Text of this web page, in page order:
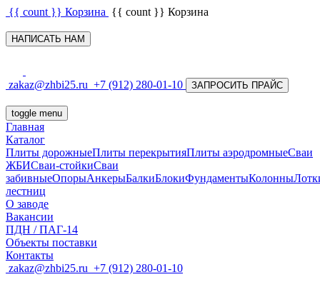
{{ count }} Корзина {{ count }} Корзина
НАПИСАТЬ НАМ
zakaz@zhbi25.ru +7 (912) 280-01-10 ЗАПРОСИТЬ ПРАЙС
toggle menu
Главная
Каталог
Плиты дорожныеПлиты перекрытияПлиты аэродромныеСваи
ЖБИСваи-стойкиСваи
забивныеОпорыАнкерыБалкиБлокиФундаментыКолонны
лестниц
О заводе
Вакансии
ПДН / ПАГ-14
Объекты поставки
Контакты
zakaz@zhbi25.ru +7 (912) 280-01-10